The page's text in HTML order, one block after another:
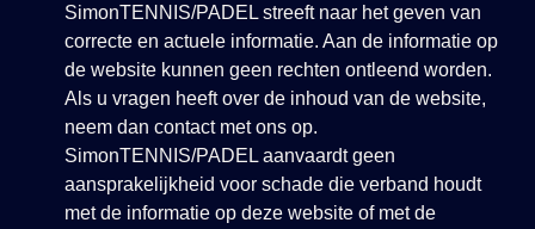
SimonTENNIS/PADEL streeft naar het geven van
correcte en actuele informatie. Aan de informatie op
de website kunnen geen rechten ontleend worden.
Als u vragen heeft over de inhoud van de website,
neem dan contact met ons op.
SimonTENNIS/PADEL aanvaardt geen
aansprakelijkheid voor schade die verband houdt
met de informatie op deze website of met de